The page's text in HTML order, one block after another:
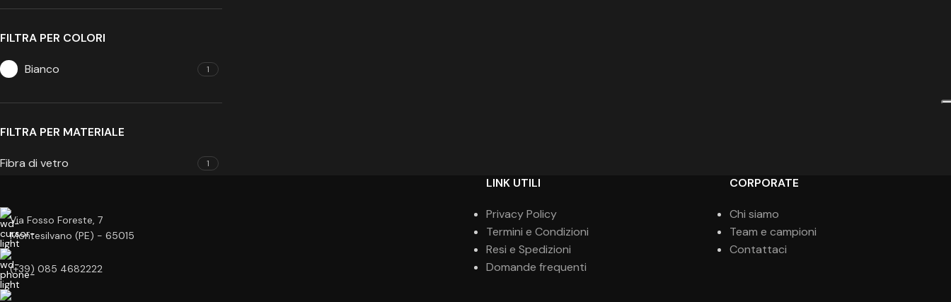
FILTRA PER COLORI
Bianco 1
FILTRA PER MATERIALE
Fibra di vetro 1
Via Fosso Foreste, 7
Montesilvano (PE) - 65015
(+39) 085 4682222
LINK UTILI
Privacy Policy
Termini e Condizioni
Resi e Spedizioni
Domande frequenti
CORPORATE
Chi siamo
Team e campioni
Contattaci